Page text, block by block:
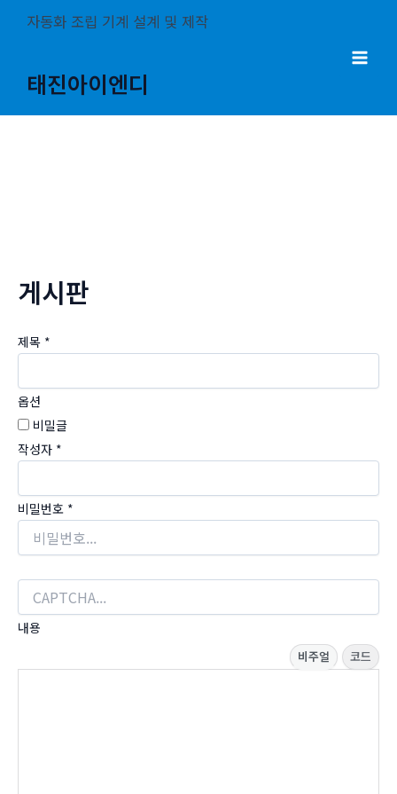
자동화 조립 기계 설계 및 제작
태진아이엔디
Main
게시판
제목 *
옵션
비밀글
작성자 *
비밀번호 *
내용
비주얼 코드